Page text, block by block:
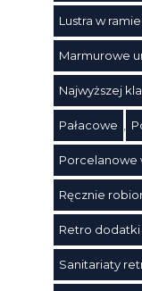
Lustra w ramie
Marmurowe
Najwyższej
Pałacowe ,
Porcelanowe
Ręcznie
Retro dodatki
Sanitariaty